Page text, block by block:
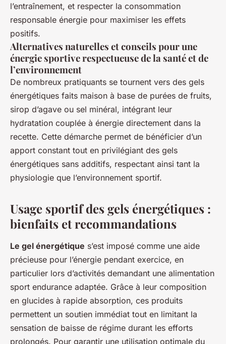
l’entraînement, et respecter la consommation
responsable énergie pour maximiser les effets
positifs.
Alternatives naturelles et conseils pour une
énergie sportive respectueuse de la santé et de
l’environnement
De nombreux pratiquants se tournent vers des gels
énergétiques faits maison à base de purées de fruits,
sirop d’agave ou sel minéral, intégrant leur
hydratation couplée à énergie directement dans la
recette. Cette démarche permet de bénéficier d’un
apport constant tout en privilégiant des gels
énergétiques sans additifs, respectant ainsi tant la
physiologie que l’environnement sportif.
Usage sportif des gels énergétiques :
bienfaits et recommandations
Le gel énergétique s’est imposé comme une aide
précieuse pour l’énergie pendant exercice, en
particulier lors d’activités demandant une alimentation
sport endurance adaptée. Grâce à leur composition
en glucides à rapide absorption, ces produits
permettent un soutien immédiat tout en limitant la
sensation de baisse de régime durant les efforts
prolongés. Pour garantir une utilisation optimale du